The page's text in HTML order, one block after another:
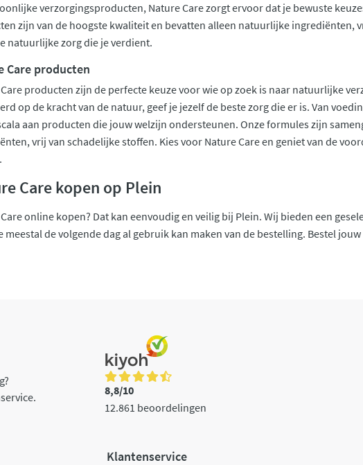
verzorgingsproducten, Nature Care zorgt ervoor dat je bewuste
zijn van de hoogste kwaliteit en bevatten alleen natuurlijke ingrediënten,
natuurlijke zorg die je verdient.
Care producten
producten zijn de perfecte keuze voor wie op zoek is naar natuurlijke
op de kracht van de natuur, geef je jezelf de beste zorg die er is. Van
aan producten die jouw welzijn ondersteunen. Onze formules zijn
vrij van schadelijke stoffen. Kies voor Nature Care en geniet van de
Care kopen op Plein
online kopen? Dat kan eenvoudig en veilig bij Plein. Wij bieden een
meestal de volgende dag al gebruik kan maken van de bestelling. Bestel
8,8/10
12.861 beoordelingen
Klantenservice